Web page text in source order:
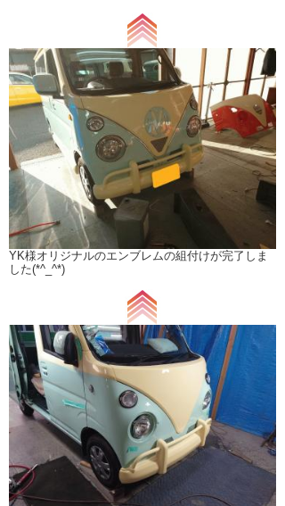
YK様オリジナルのエンブレムの組付けが完了しま
した(*^_^*)